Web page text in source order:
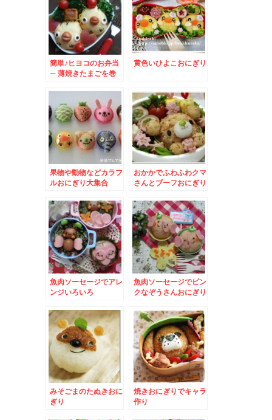
簡単♪ヒヨコのお弁当
– 薄焼きたまごを巻
黄色いひよこおにぎり
果物や動物などカラフ
ルおにぎり大集合
おかかでふわふわクマ
さんとブーフおにぎり
魚肉ソーセージでアレ
ンジいろいろ
魚肉ソーセージでピン
クなぞうさんおにぎり
みそごまのたぬきおに
ぎり
焼きおにぎりでキャラ
作り